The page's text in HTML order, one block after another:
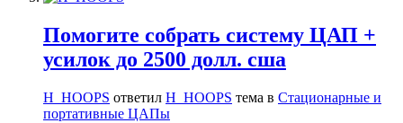
Помогите собрать систему ЦАП +
усилок до 2500 долл. сша
H_HOOPS ответил H_HOOPS тема в Стационарные и
портативные ЦАПы